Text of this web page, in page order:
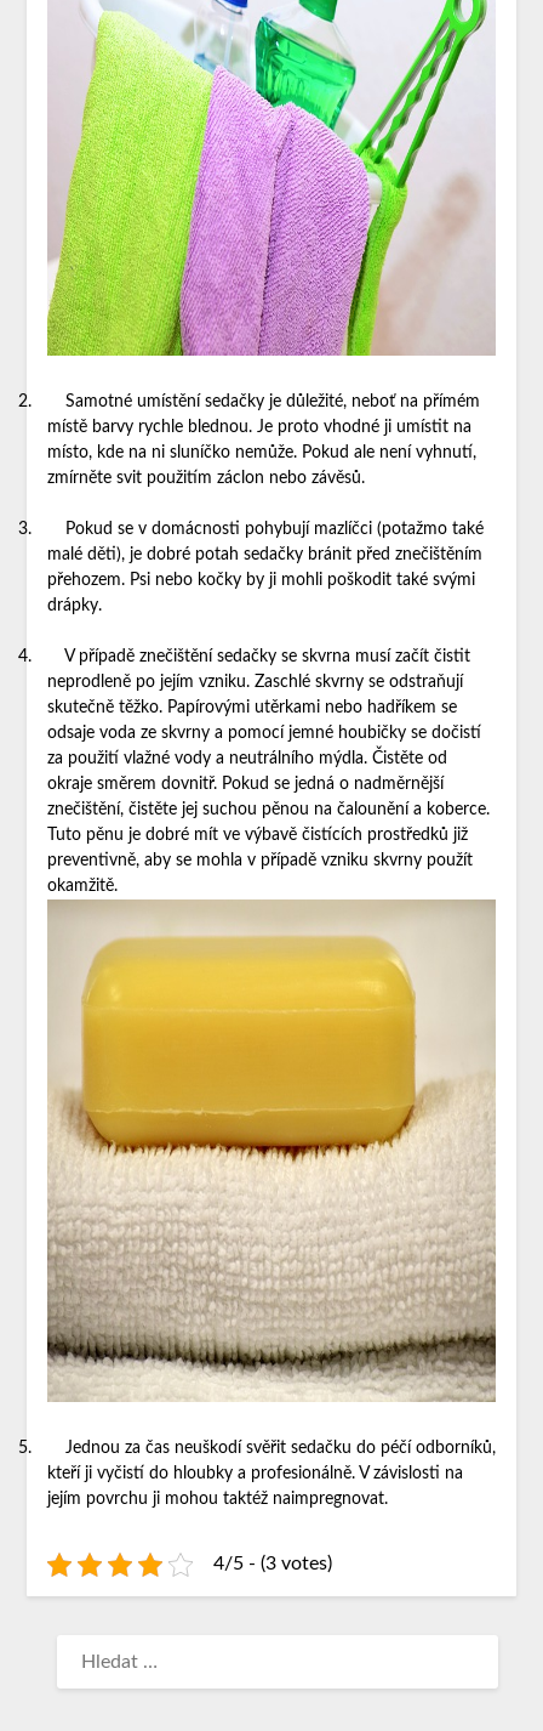
2.
Samotné umístění sedačky je důležité, neboť na přímém
místě barvy rychle blednou. Je proto vhodné ji umístit na
místo, kde na ni sluníčko nemůže. Pokud ale není vyhnutí,
zmírněte svit použitím záclon nebo závěsů.
3.
Pokud se v domácnosti pohybují mazlíčci (potažmo také
malé děti), je dobré potah sedačky bránit před znečištěním
přehozem. Psi nebo kočky by ji mohli poškodit také svými
drápky.
4.
V případě znečištění sedačky se skvrna musí začít čistit
neprodleně po jejím vzniku. Zaschlé skvrny se odstraňují
skutečně těžko. Papírovými utěrkami nebo hadříkem se
odsaje voda ze skvrny a pomocí jemné houbičky se dočistí
za použití vlažné vody a neutrálního mýdla. Čistěte od
okraje směrem dovnitř. Pokud se jedná o nadměrnější
znečištění, čistěte jej suchou pěnou na čalounění a koberce.
Tuto pěnu je dobré mít ve výbavě čistících prostředků již
preventivně, aby se mohla v případě vzniku skvrny použít
okamžitě.
5.
Jednou za čas neuškodí svěřit sedačku do péčí odborníků,
kteří ji vyčistí do hloubky a profesionálně. V závislosti na
jejím povrchu ji mohou taktéž naimpregnovat.
4/5 - (3 votes)